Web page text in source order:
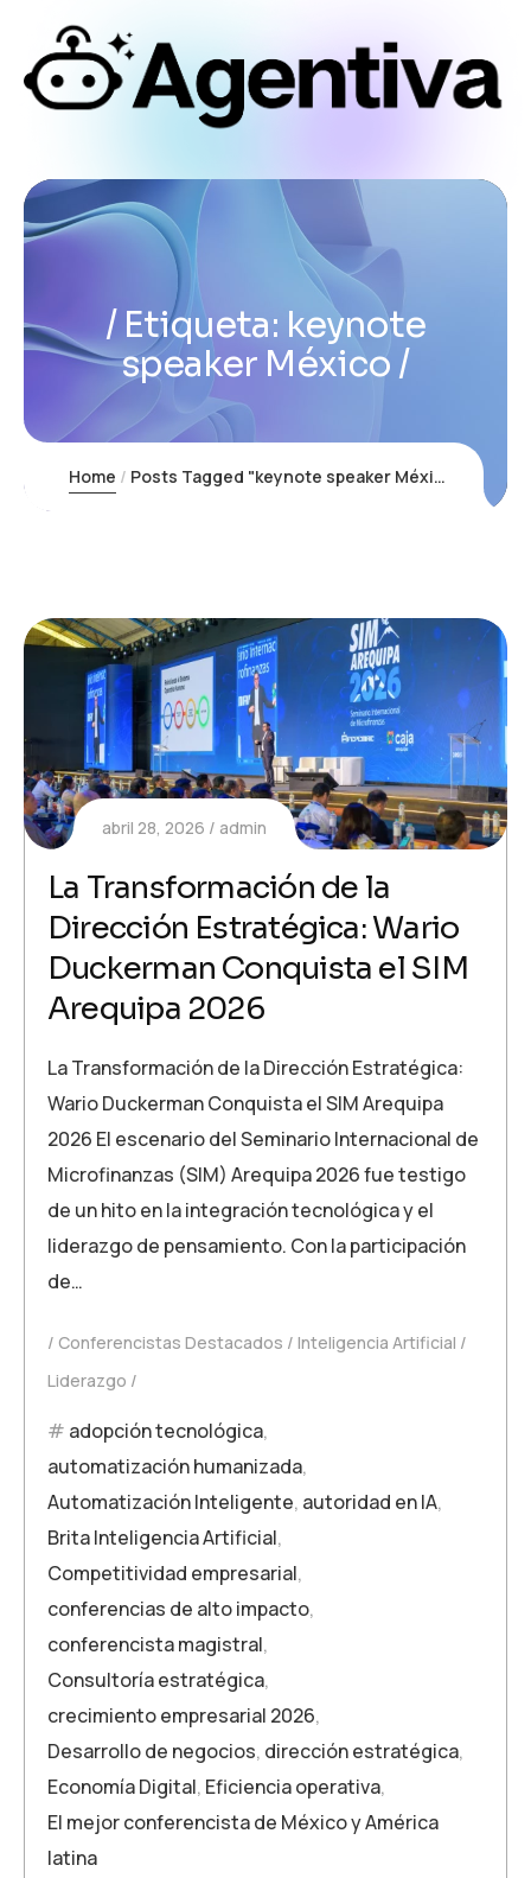
Etiqueta: keynote
speaker México
Home Posts Tagged "keynote speaker México"
abril 28, 2026 admin
La Transformación de la
Dirección Estratégica: Wario
Duckerman Conquista el SIM
Arequipa 2026
La Transformación de la Dirección Estratégica:
Wario Duckerman Conquista el SIM Arequipa
2026 El escenario del Seminario Internacional de
Microfinanzas (SIM) Arequipa 2026 fue testigo
de un hito en la integración tecnológica y el
liderazgo de pensamiento. Con la participación
de…
Conferencistas Destacados
Inteligencia Artificial
Liderazgo
adopción tecnológica,
automatización humanizada,
Automatización Inteligente, autoridad en IA,
Brita Inteligencia Artificial,
Competitividad empresarial,
conferencias de alto impacto,
conferencista magistral,
Consultoría estratégica,
crecimiento empresarial 2026,
Desarrollo de negocios, dirección estratégica,
Economía Digital, Eficiencia operativa,
El mejor conferencista de México y América
latina